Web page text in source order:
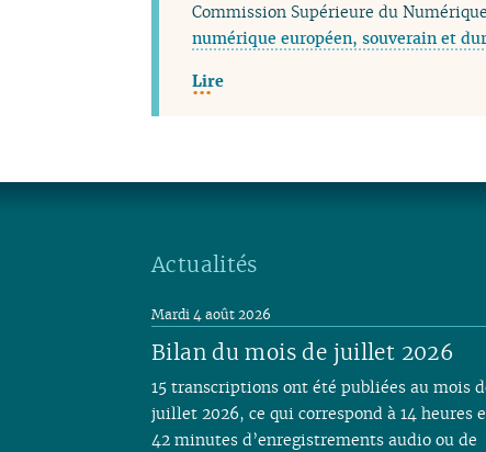
Commission Supérieure du
numérique européen, souverain et
Lire
Actualités
Bilan du mois de juillet 2026
Mardi 4 août 2026
15 transcriptions ont été publiées au mois
juillet 2026, ce qui correspond à 14 heures
42 minutes d’enregistrements audio ou de